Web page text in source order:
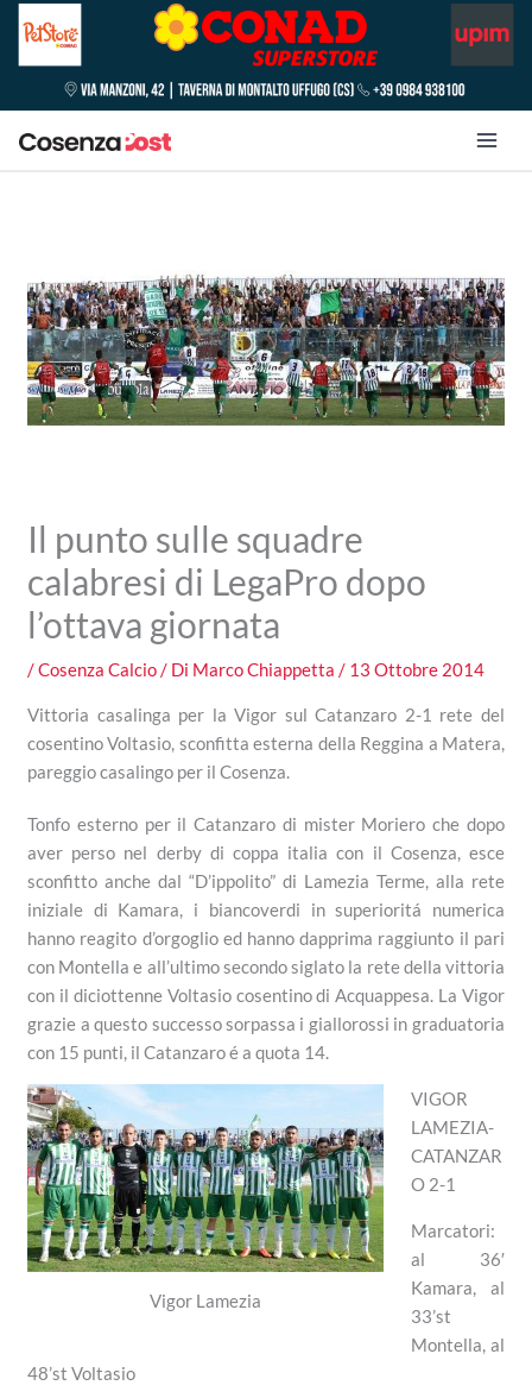
Il punto sulle squadre
calabresi di LegaPro dopo
l’ottava giornata
/Cosenza Calcio/ Di Marco Chiappetta/ 13 Ottobre 2014
Vittoria casalinga per la Vigor sul Catanzaro 2-1 rete del
cosentino Voltasio, sconfitta esterna della Reggina a Matera,
pareggio casalingo per il Cosenza.
Tonfo esterno per il Catanzaro di mister Moriero che dopo
aver perso nel derby di coppa italia con il Cosenza, esce
sconfitto anche dal “D’ippolito” di Lamezia Terme, alla rete
iniziale di Kamara, i biancoverdi in superioritá numerica
hanno reagito d’orgoglio ed hanno dapprima raggiunto il pari
con Montella e all’ultimo secondo siglato la rete della vittoria
con il diciottenne Voltasio cosentino di Acquappesa. La Vigor
grazie a questo successo sorpassa i giallorossi in graduatoria
con 15 punti, il Catanzaro é a quota 14.
Vigor Lamezia
VIGOR
LAMEZIA-
CATANZAR
O 2-1
Marcatori:
al 36′
Kamara, al
33’st
Montella, al
48’st Voltasio